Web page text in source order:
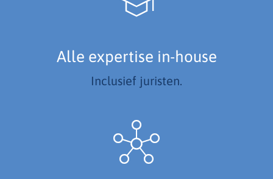
Alle expertise in-house
Inclusief juristen.